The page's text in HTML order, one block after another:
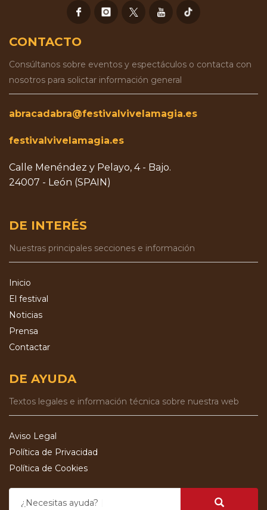
CONTACTO
Consúltanos sobre eventos y espectáculos o contacta con
nosotros para solictar información general
abracadabra@festivalvivelamagia.es
festivalvivelamagia.es
Calle Menéndez y Pelayo, 4 - Bajo.
24007 - León (SPAIN)
DE INTERÉS
Nuestras principales secciones e información
Inicio
El festival
Noticias
Prensa
Contactar
DE AYUDA
Textos legales e información técnica sobre nuestra web
Aviso Legal
Política de Privacidad
Política de Cookies
¿Necesitas ayuda?